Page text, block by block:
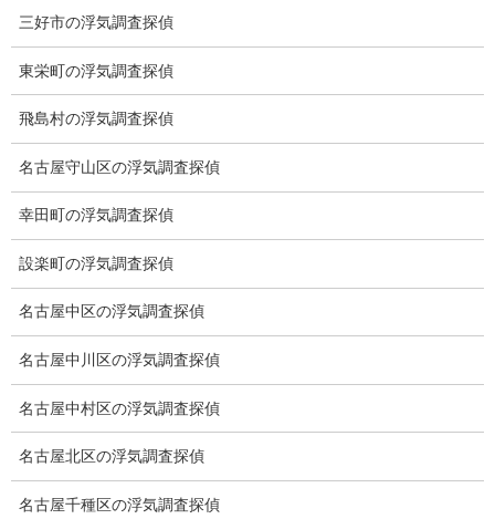
顧問弁護士のご案内
稼働制って何？
探偵
探偵を本業
調査機器
探偵の資格
弁護士紹介
三好市の浮気調査探偵
東栄町の浮気調査探偵
飛島村の浮気調査探偵
名古屋守山区の浮気調査探偵
幸田町の浮気調査探偵
設楽町の浮気調査探偵
名古屋中区の浮気調査探偵
名古屋中川区の浮気調査探偵
名古屋中村区の浮気調査探偵
名古屋北区の浮気調査探偵
名古屋千種区の浮気調査探偵